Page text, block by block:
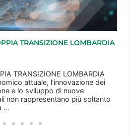
PER LE IMPRESE TURISTICHE
PER LE IMPRESE TURISTICHE
Imprese del Turismo – Green
del Ministero del Turismo 16